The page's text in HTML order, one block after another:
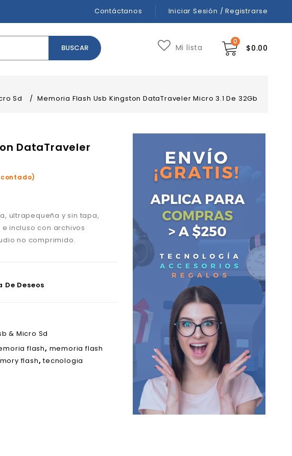
Contáctanos Iniciar Sesión / Registrarse
0
$0.00
Mi lista
Sd / Memoria Flash Usb Kingston DataTraveler Micro 3.1 De 32Gb
DataTraveler
ultrapequeña y sin tapa,
e incluso con archivos
no comprimido.
De Deseos
& Micro Sd
flash, memoria flash
flash,tecnologia